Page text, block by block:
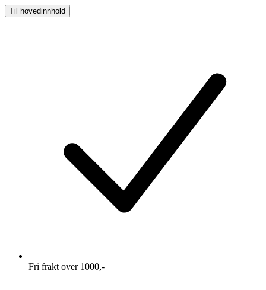
Til hovedinnhold
Fri frakt over 1000,-